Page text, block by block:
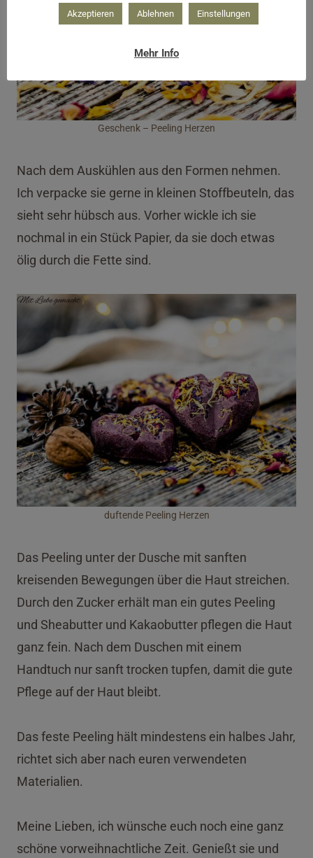
Geschenk – Peeling Herzen
Nach dem Auskühlen aus den Formen nehmen.
Ich verpacke sie gerne in kleinen Stoffbeuteln, das
sieht sehr hübsch aus. Vorher wickle ich sie
nochmal in ein Stück Papier, da sie doch etwas
ölig durch die Fette sind.
duftende Peeling Herzen
Das Peeling unter der Dusche mit sanften
kreisenden Bewegungen über die Haut streichen.
Durch den Zucker erhält man ein gutes Peeling
und Sheabutter und Kakaobutter pflegen die Haut
ganz fein. Nach dem Duschen mit einem
Handtuch nur sanft trocken tupfen, damit die gute
Pflege auf der Haut bleibt.
Das feste Peeling hält mindestens ein halbes Jahr,
richtet sich aber nach euren verwendeten
Materialien.
Meine Lieben, ich wünsche euch noch eine ganz
schöne vorweihnachtliche Zeit. Genießt sie und
Akzeptieren Ablehnen Einstellungen
Mehr Info